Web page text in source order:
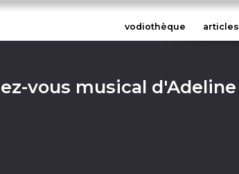
vodiothèque articles
vous musical d'Adeline